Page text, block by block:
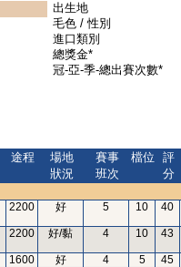
出生地
毛色 / 性別
進口類別
總獎金*
冠-亞-季-總出賽次數*
途程
場地
狀況
賽事
班次
檔位
評
分
2200 好 5 10 40
2200 好/黏 4 10 43
1600 好 4 5
45